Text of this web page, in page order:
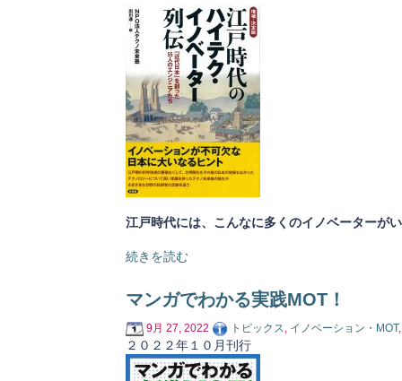
江戸時代には、こんなに多くのイノベーターが
続きを読む
マンガでわかる実践MOT！
9月 27, 2022 トピックス イノベーション・MOT
２０２２年１０月刊行